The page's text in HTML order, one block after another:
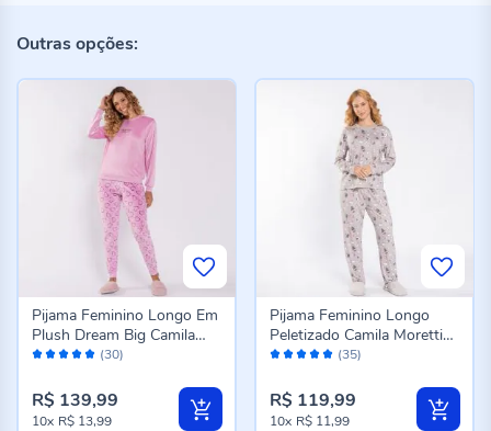
Outras opções:
Avaliação: (30)
Pijama Feminino Longo Em
Plush Dream Big Camila
Moretti Rose
R$ 139,99
10x R$ 13,99
Avaliação: (35)
Pijama Feminino Longo
Peletizado Camila Moretti
Cinza Fosco
R$ 119,99
10x R$ 11,99